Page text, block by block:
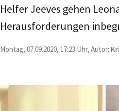
Helfer Jeeves gehen
Herausforderungen
Montag, 07.09.2020, 17:23 Uhr, Autor: